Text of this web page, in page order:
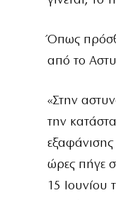
Όπως
από το
«Στην
την
εξαφάνισης
ώρες πήγε
15 Ιουνίου